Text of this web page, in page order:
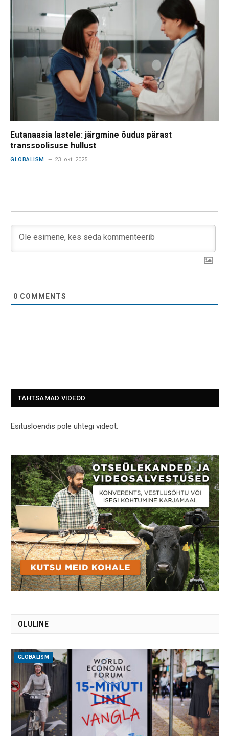
Eutanaasia lastele: järgmine õudus pärast
transsoolisuse hullust
GLOBALISM 23. okt. 2025
0 COMMENTS
TÄHTSAMAD VIDEOD
Esitusloendis pole ühtegi videot.
OLULINE
GLOBALISM